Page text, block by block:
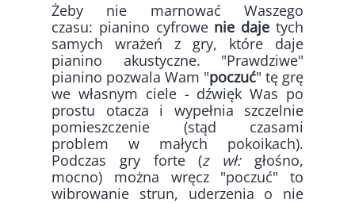
Żeby nie marnować Waszego
czasu: pianino cyfrowe nie daje tych
samych wrażeń z gry, które daje
pianino akustyczne. "Prawdziwe"
pianino pozwala Wam "poczuć" tę grę
we własnym ciele - dźwięk Was po
prostu otacza i wypełnia szczelnie
pomieszczenie (stąd czasami
problem w małych pokoikach).
Podczas gry forte (z wł:głośno,
mocno) można wręcz "poczuć" to
wibrowanie strun, uderzenia o nie